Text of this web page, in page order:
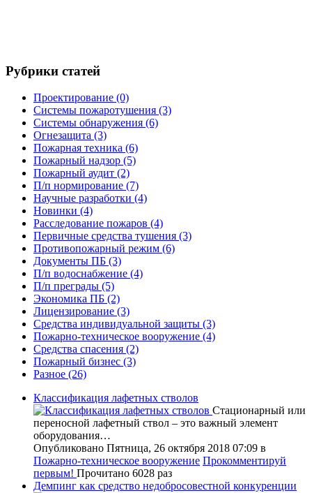
Рубрики статей
Проектирование (0)
Системы пожаротушения (3)
Системы обнаружения (6)
Огнезащита (3)
Пожарная техника (6)
Пожарный надзор (5)
Пожарный аудит (2)
П/п нормирование (7)
Научные разработки (4)
Новинки (4)
Расследование пожаров (4)
Первичные средства тушения (3)
Противопожарный режим (6)
Документы ПБ (3)
П/п водоснабжение (4)
П/п преграды (5)
Экономика ПБ (2)
Лицензирование (3)
Средства индивидуальной защиты (3)
Пожарно-техническое вооружение (4)
Средства спасения (2)
Пожарный бизнес (3)
Разное (26)
Классификация лафетных стволов
Стационарный или
переносной лафетный ствол – это важный элемент
оборудования…
Опубликовано Пятница, 26 октября 2018 07:09 в
Пожарно-техническое вооружение Прокомментируй
первым! Прочитано 6028 раз
Демпинг как средство недобросовестной конкуренции